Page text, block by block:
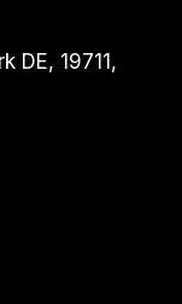
DE, 19711,